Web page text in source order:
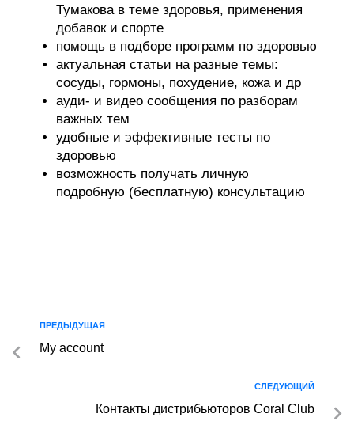
Тумакова в теме здоровья, применения
добавок и спорте
помощь в подборе программ по здоровью
актуальная статьи на разные темы:
сосуды, гормоны, похудение, кожа и др
ауди- и видео сообщения по разборам
важных тем
удобные и эффективные тесты по
здоровью
возможность получать личную
подробную (бесплатную) консультацию
ПРЕДЫДУЩАЯ
My account
СЛЕДУЮЩИЙ
Контакты дистрибьюторов Coral Club